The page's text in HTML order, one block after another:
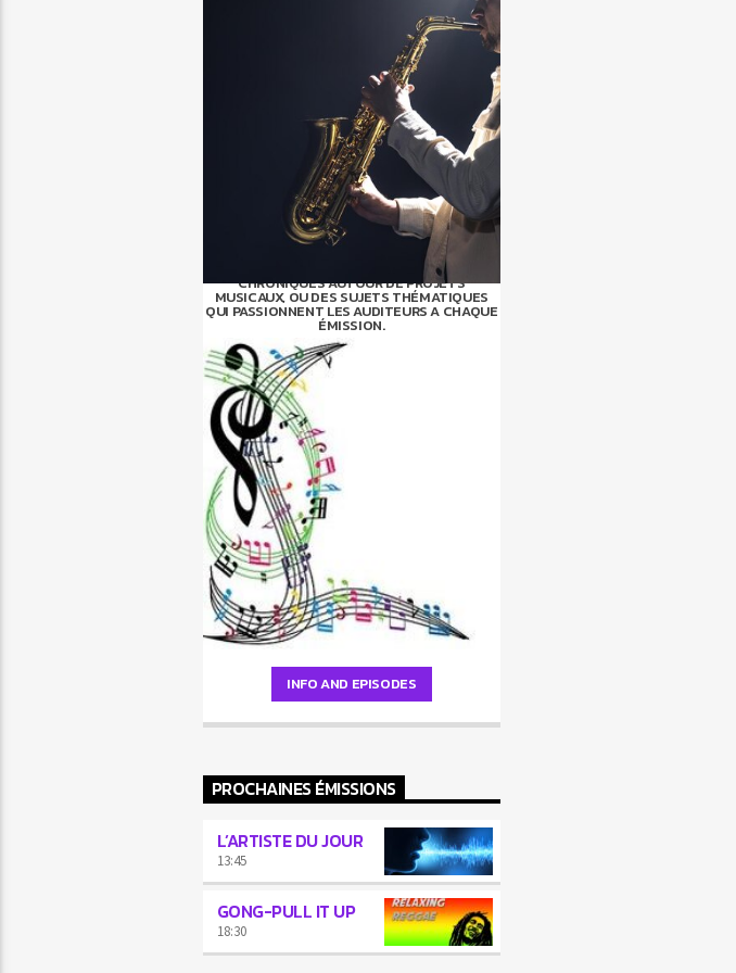
CHAQUE ARTISTE A SA PART D'HISTOIRE. LES
CHRONIQUES AUTOUR DE PROJETS
MUSICAUX, OU DES SUJETS THÉMATIQUES
QUI PASSIONNENT LES AUDITEURS A CHAQUE
ÉMISSION.
MES NOTES DE MUSIQUE.
INFO AND EPISODES
PROCHAINES ÉMISSIONS
L’ARTISTE DU JOUR
13:45
GONG-PULL IT UP
18:30